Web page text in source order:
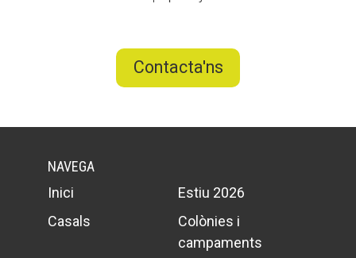
Contacta'ns
NAVEGA
Inici
Estiu 2026
Casals
Colònies i
campaments